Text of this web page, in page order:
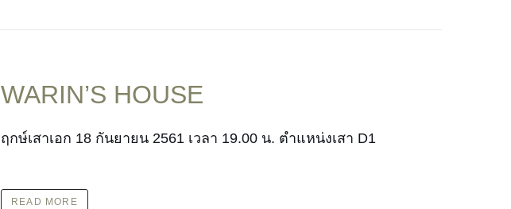
WARIN’S HOUSE
ฤกษ์เสาเอก 18 กันยายน 2561 เวลา 19.00 น. ตำแหน่งเสา D1
READ MORE